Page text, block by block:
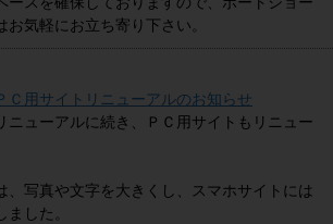
気軽にお立ち寄り下さい。
用サイトリニューアルのお知らせ
ニューアルに続き、ＰＣ用サイトもリニュー
、写真や文字を大きくし、スマホサイトには
した。